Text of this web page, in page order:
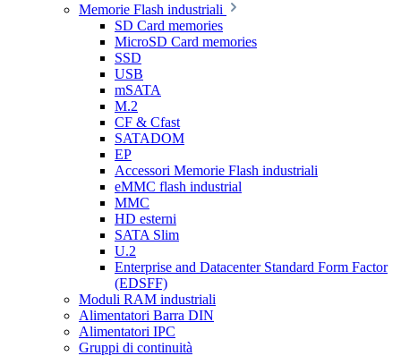
Memorie Flash industriali
SD Card memories
MicroSD Card memories
SSD
USB
mSATA
M.2
CF & Cfast
SATADOM
EP
Accessori Memorie Flash industriali
eMMC flash industrial
MMC
HD esterni
SATA Slim
U.2
Enterprise and Datacenter Standard Form Factor
(EDSFF)
Moduli RAM industriali
Alimentatori Barra DIN
Alimentatori IPC
Gruppi di continuità